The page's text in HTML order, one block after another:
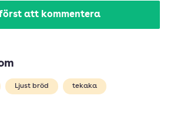
att kommentera
Ljust bröd tekaka